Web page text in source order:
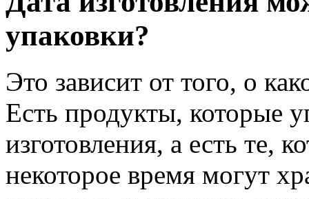
упаковки?
Это зависит от того, о
Есть продукты, которые
изготовления, а есть те,
некоторое время могут